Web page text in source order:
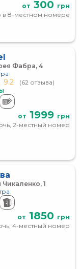
от 300 грн
в 8-местном номере
Фабра, 4
9.2
(62 отзыва)
от 1999 грн
2-местный номер
1
от 1850 грн
4-местный номер